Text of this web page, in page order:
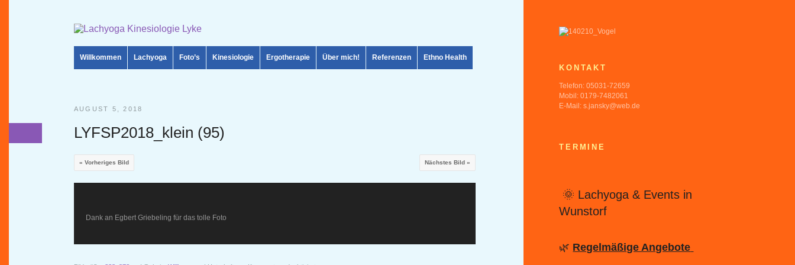
Willkommen Lachyoga Foto’s Kinesiologie Ergotherapie Über mich! Referenzen Ethno Health
AUGUST 5, 2018
LYFSP2018_klein (95)
Nächstes Bild »
« Vorheriges Bild
Dank an Egbert Griebeling für das tolle Foto
KONTAKT
Telefon: 05031-72659
Mobil: 0179-7482061
E-Mail: s.jansky@web.de
TERMINE
🌞 Lachyoga & Events in
Wunstorf
🌿 Regelmäßige Angebote